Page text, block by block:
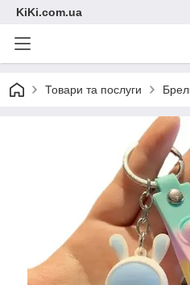
KiKi.com.ua
Товари та послуги